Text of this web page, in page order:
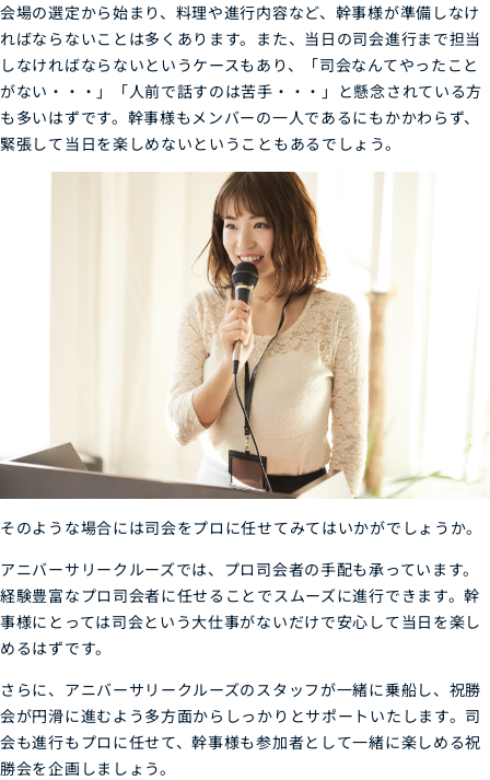
会場の選定から始まり、料理や進行内容など、幹事様が準備しなけ
ればならないことは多くあります。また、当日の司会進行まで担当
しなければならないというケースもあり、「司会なんてやったこと
がない・・・」「人前で話すのは苦手・・・」と懸念されている方
も多いはずです。幹事様もメンバーの一人であるにもかかわらず、
緊張して当日を楽しめないということもあるでしょう。
そのような場合には司会をプロに任せてみてはいかがでしょうか。
アニバーサリークルーズでは、プロ司会者の手配も承っています。
経験豊富なプロ司会者に任せることでスムーズに進行できます。幹
事様にとっては司会という大仕事がないだけで安心して当日を楽し
めるはずです。
さらに、アニバーサリークルーズのスタッフが一緒に乗船し、祝勝
会が円滑に進むよう多方面からしっかりとサポートいたします。司
会も進行もプロに任せて、幹事様も参加者として一緒に楽しめる祝
勝会を企画しましょう。